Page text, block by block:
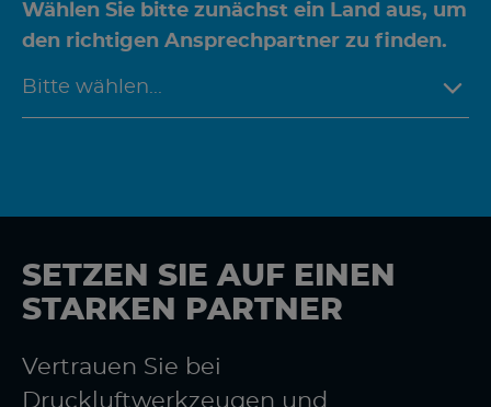
Wählen Sie bitte zunächst ein Land aus, um
den richtigen Ansprechpartner zu finden.
SETZEN SIE AUF EINEN
STARKEN PARTNER
Vertrauen Sie bei
Druckluftwerkzeugen und